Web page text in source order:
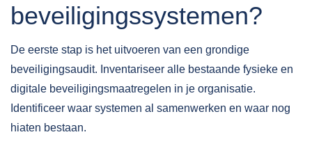
beveiligingssystemen?
De eerste stap is het uitvoeren van een grondige
beveiligingsaudit. Inventariseer alle bestaande fysieke en
digitale beveiligingsmaatregelen in je organisatie.
Identificeer waar systemen al samenwerken en waar nog
hiaten bestaan.